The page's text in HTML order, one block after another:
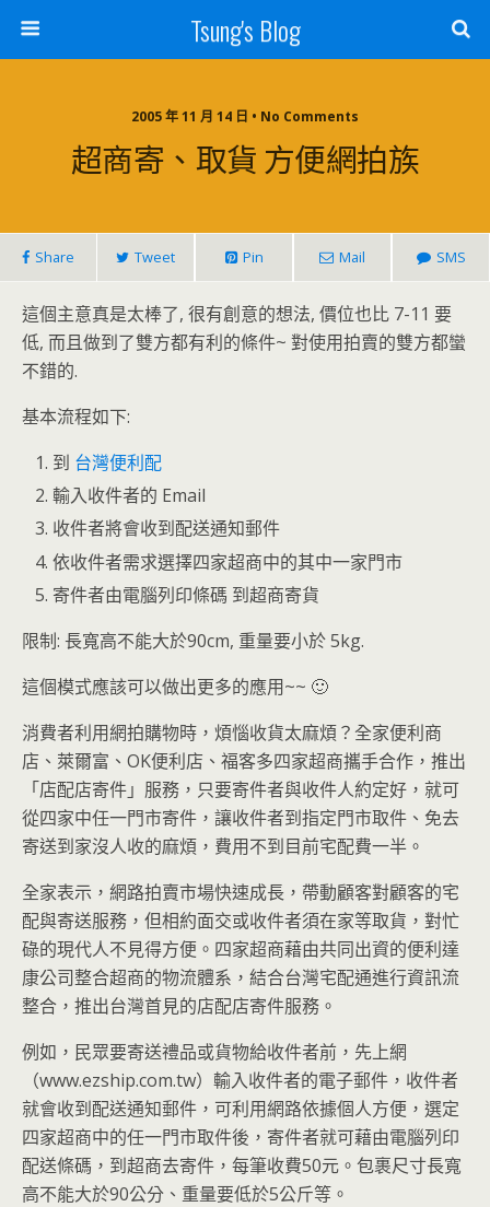
Tsung's Blog
2005 年 11 月 14 日 • No Comments
超商寄、取貨 方便網拍族
Share Tweet Pin Mail SMS
這個主意真是太棒了, 很有創意的想法, 價位也比 7-11 要
低, 而且做到了雙方都有利的條件~ 對使用拍賣的雙方都蠻
不錯的.
基本流程如下:
到 台灣便利配
輸入收件者的 Email
收件者將會收到配送通知郵件
依收件者需求選擇四家超商中的其中一家門市
寄件者由電腦列印條碼 到超商寄貨
限制: 長寬高不能大於90cm, 重量要小於 5kg.
這個模式應該可以做出更多的應用~~ 🙂
消費者利用網拍購物時，煩惱收貨太麻煩？全家便利商
店、萊爾富、OK便利店、福客多四家超商攜手合作，推出
「店配店寄件」服務，只要寄件者與收件人約定好，就可
從四家中任一門市寄件，讓收件者到指定門市取件、免去
寄送到家沒人收的麻煩，費用不到目前宅配費一半。
全家表示，網路拍賣市場快速成長，帶動顧客對顧客的宅
配與寄送服務，但相約面交或收件者須在家等取貨，對忙
碌的現代人不見得方便。四家超商藉由共同出資的便利達
康公司整合超商的物流體系，結合台灣宅配通進行資訊流
整合，推出台灣首見的店配店寄件服務。
例如，民眾要寄送禮品或貨物給收件者前，先上網
（www.ezship.com.tw）輸入收件者的電子郵件，收件者
就會收到配送通知郵件，可利用網路依據個人方便，選定
四家超商中的任一門市取件後，寄件者就可藉由電腦列印
配送條碼，到超商去寄件，每筆收費50元。包裹尺寸長寬
高不能大於90公分、重量要低於5公斤等。